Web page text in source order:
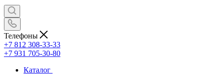
Телефоны
+7 812 308-33-33
+7 931 705-30-80
Каталог